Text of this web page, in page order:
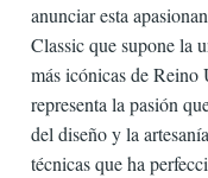
anunciar esta
Classic que supone la
más icónicas de Reino
representa la pasión
del diseño y la
técnicas que ha